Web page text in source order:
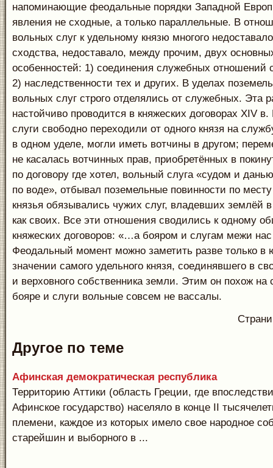
напоминающие феодальные порядки Западной
явления не сходные, а только параллельные. В
вольных слуг к удельному князю многого
сходства, недоставало, между прочим, двух
особенностей: 1) соединения служебных отношений
2) наследственности тех и других. В уделах
вольных слуг строго отделялись от служебных. Эта
настойчиво проводится в княжеских договорах XIV
слуги свободно переходили от одного князя на
в одном уделе, могли иметь вотчины в другом;
не касалась вотчинных прав, приобретённых в
по договору где хотел, вольный слуга «судом и
по воде», отбывал поземельные повинности по
князья обязывались чужих слуг, владевших землёй
как своих. Все эти отношения сводились к одному
княжеских договоров: «…а бояром и слугам межи
Феодальный момент можно заметить разве только в
значении самого удельного князя, соединявшего в
и верховного собственника земли. Этим он похож на
бояре и слуги вольные совсем не вассалы.
Другое по теме
Афинская демократическая республика
Территорию Аттики (об­ласть Греции, где
Афинское госу­дарство) населяло в конце II
племени, каждое из которых имело свое народное
старейшин и выборного в ...